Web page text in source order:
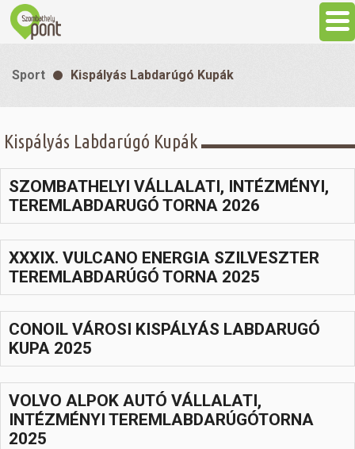
Látnivalók
Gasztronómia
Szállás
Sport
Szabadidő
Hasznos
Sport Kispályás Labdarúgó Kupák
Kispályás Labdarúgó Kupák
SZOMBATHELYI VÁLLALATI, INTÉZMÉNYI,
TEREMLABDARUGÓ TORNA 2026
XXXIX. VULCANO ENERGIA SZILVESZTER
TEREMLABDARÚGÓ TORNA 2025
CONOIL VÁROSI KISPÁLYÁS LABDARUGÓ
KUPA 2025
VOLVO ALPOK AUTÓ VÁLLALATI,
INTÉZMÉNYI TEREMLABDARÚGÓTORNA
2025